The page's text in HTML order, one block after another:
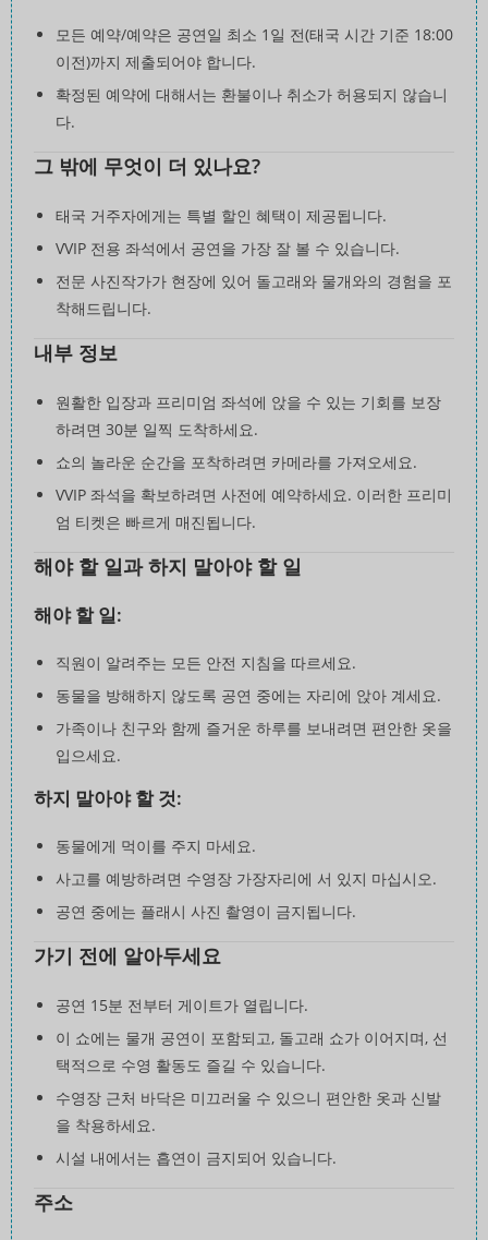
모든 예약/예약은 공연일 최소 1일 전(태국 시간 기준 18:00
이전)까지 제출되어야 합니다.
확정된 예약에 대해서는 환불이나 취소가 허용되지 않습니
다.
그 밖에 무엇이 더 있나요?
태국 거주자에게는 특별 할인 혜택이 제공됩니다.
VVIP 전용 좌석에서 공연을 가장 잘 볼 수 있습니다.
전문 사진작가가 현장에 있어 돌고래와 물개와의 경험을 포
착해드립니다.
내부 정보
원활한 입장과 프리미엄 좌석에 앉을 수 있는 기회를 보장
하려면 30분 일찍 도착하세요.
쇼의 놀라운 순간을 포착하려면 카메라를 가져오세요.
VVIP 좌석을 확보하려면 사전에 예약하세요. 이러한 프리미
엄 티켓은 빠르게 매진됩니다.
해야 할 일과 하지 말아야 할 일
해야 할 일:
직원이 알려주는 모든 안전 지침을 따르세요.
동물을 방해하지 않도록 공연 중에는 자리에 앉아 계세요.
가족이나 친구와 함께 즐거운 하루를 보내려면 편안한 옷을
입으세요.
하지 말아야 할 것:
동물에게 먹이를 주지 마세요.
사고를 예방하려면 수영장 가장자리에 서 있지 마십시오.
공연 중에는 플래시 사진 촬영이 금지됩니다.
가기 전에 알아두세요
공연 15분 전부터 게이트가 열립니다.
이 쇼에는 물개 공연이 포함되고, 돌고래 쇼가 이어지며, 선
택적으로 수영 활동도 즐길 수 있습니다.
수영장 근처 바닥은 미끄러울 수 있으니 편안한 옷과 신발
을 착용하세요.
시설 내에서는 흡연이 금지되어 있습니다.
주소